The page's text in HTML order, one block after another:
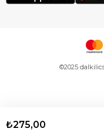
©2025
₺275,00